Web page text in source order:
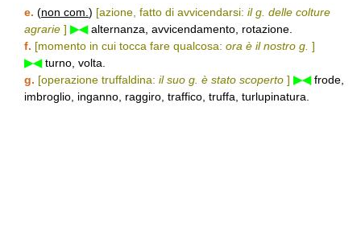
e. (non com. ) [azione, fatto di avvicendarsi: il g. delle colture
agrarie ] ▶◀alternanza, avvicendamento, rotazione.
f. [momento in cui tocca fare qualcosa: ora è il nostro g. ]
▶◀turno, volta.
g. [operazione truffaldina: il suo g. è stato scoperto ] ▶◀frode,
imbroglio, inganno, raggiro, traffico, truffa, turlupinatura.